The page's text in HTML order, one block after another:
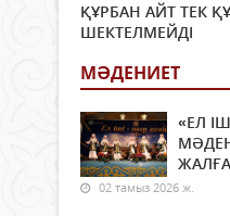
ҚҰРБАН АЙТ ТЕК
ШЕКТЕЛМЕЙДІ
МӘДЕНИЕТ
«ЕЛ
02 тамыз 2026 ж.